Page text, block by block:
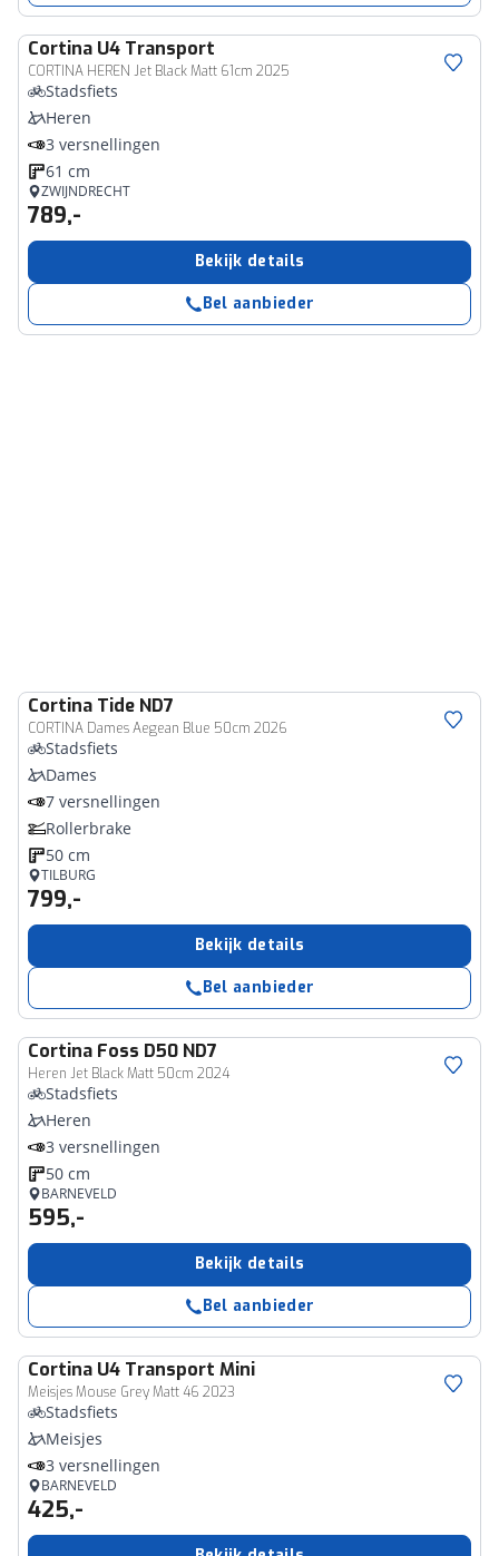
Cortina U4 Transport
CORTINA HEREN Jet Black Matt 61cm 2025
Stadsfiets
Heren
3 versnellingen
61 cm
ZWIJNDRECHT
789,-
Bekijk details
Bel aanbieder
Cortina Tide ND7
CORTINA Dames Aegean Blue 50cm 2026
Stadsfiets
Dames
7 versnellingen
Rollerbrake
50 cm
TILBURG
799,-
Bekijk details
Bel aanbieder
Cortina Foss D50 ND7
Heren Jet Black Matt 50cm 2024
Stadsfiets
Heren
3 versnellingen
50 cm
BARNEVELD
595,-
Bekijk details
Bel aanbieder
Cortina U4 Transport Mini
Meisjes Mouse Grey Matt 46 2023
Stadsfiets
Meisjes
3 versnellingen
BARNEVELD
425,-